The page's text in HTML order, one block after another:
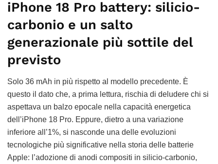
iPhone 18 Pro battery: silicio-
carbonio e un salto
generazionale più sottile del
previsto
Solo 36 mAh in più rispetto al modello precedente. È
questo il dato che, a prima lettura, rischia di deludere chi si
aspettava un balzo epocale nella capacità energetica
dell’iPhone 18 Pro. Eppure, dietro a una variazione
inferiore all’1%, si nasconde una delle evoluzioni
tecnologiche più significative nella storia delle batterie
Apple: l’adozione di anodi compositi in silicio-carbonio,